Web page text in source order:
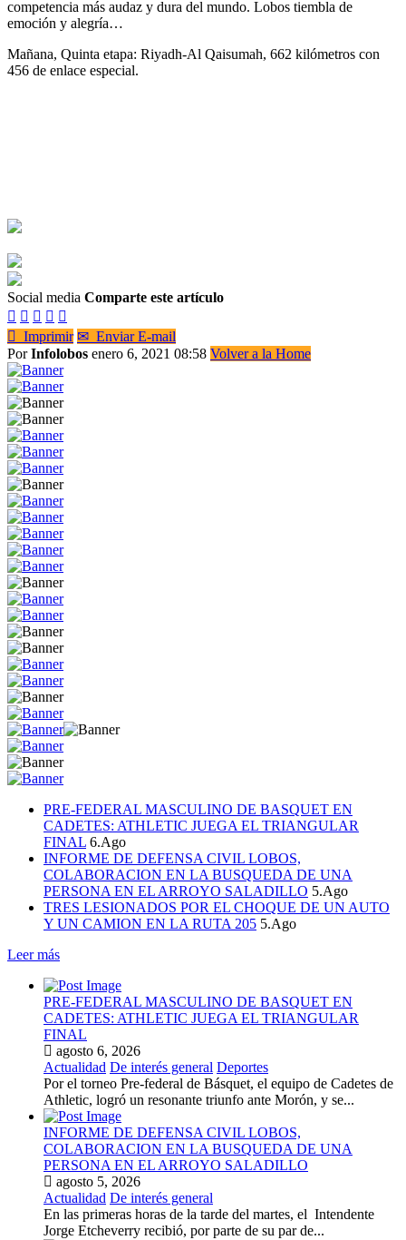
competencia más audaz y dura del mundo. Lobos tiembla de
emoción y alegría…
Mañana, Quinta etapa: Riyadh-Al Qaisumah, 662 kilómetros con
456 de enlace especial.
Social media Comparte este artículo
    
 Imprimir ✉ Enviar E-mail
PorInfolobos enero 6, 2021 08:58 Volver a la Home
PRE-FEDERAL MASCULINO DE BASQUET EN
CADETES: ATHLETIC JUEGA EL TRIANGULAR
FINAL 6.Ago
INFORME DE DEFENSA CIVIL LOBOS,
COLABORACION EN LA BUSQUEDA DE UNA
PERSONA EN EL ARROYO SALADILLO 5.Ago
TRES LESIONADOS POR EL CHOQUE DE UN AUTO
Y UN CAMION EN LA RUTA 205 5.Ago
Leer más
PRE-FEDERAL MASCULINO DE BASQUET EN
CADETES: ATHLETIC JUEGA EL TRIANGULAR
FINAL
agosto 6, 2026
Actualidad De interés general Deportes
Por el torneo Pre-federal de Básquet, el equipo de Cadetes de
Athletic, logró un resonante triunfo ante Morón, y se...
INFORME DE DEFENSA CIVIL LOBOS,
COLABORACION EN LA BUSQUEDA DE UNA
PERSONA EN EL ARROYO SALADILLO
agosto 5, 2026
Actualidad De interés general
En las primeras horas de la tarde del martes, el Intendente
Jorge Etcheverry recibió, por parte de su par de...